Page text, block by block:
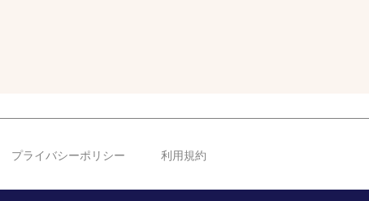
プライバシーポリシー 利用規約